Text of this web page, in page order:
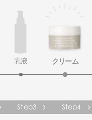
乳液 クリーム
Step3 Step4